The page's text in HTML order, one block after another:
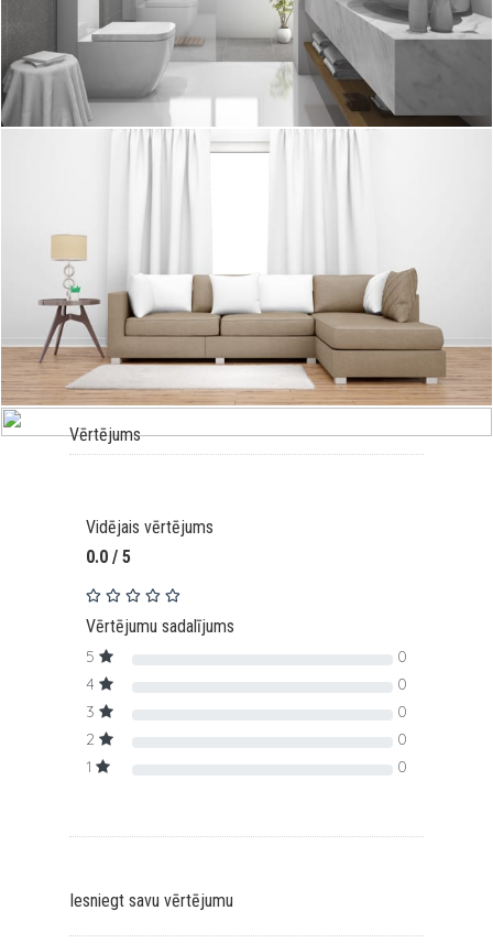
Vērtējums
Vidējais vērtējums
0.0 / 5
Vērtējumu sadalījums
5
0
4
0
3
0
2
0
1
0
Iesniegt savu vērtējumu